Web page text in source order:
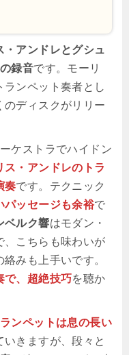
アンドレとグシュ
録音です。モーリ
ランペット奏者とし
のディスクがリリー
ケストラでハイドン
ス・アンドレのトラ
奏です。テクニック
パッセージも余裕で
ベルク響はモダン・
、こちらも味わいが
みも上手いです。
で、超絶技巧を聴か
ランペットは息の長い
いきますが、段々と